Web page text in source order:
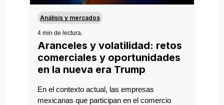
Análisis y mercados
4 min de lectura.
Aranceles y volatilidad: retos
comerciales y oportunidades
en la nueva era Trump
En el contexto actual, las empresas
mexicanas que participan en el comercio